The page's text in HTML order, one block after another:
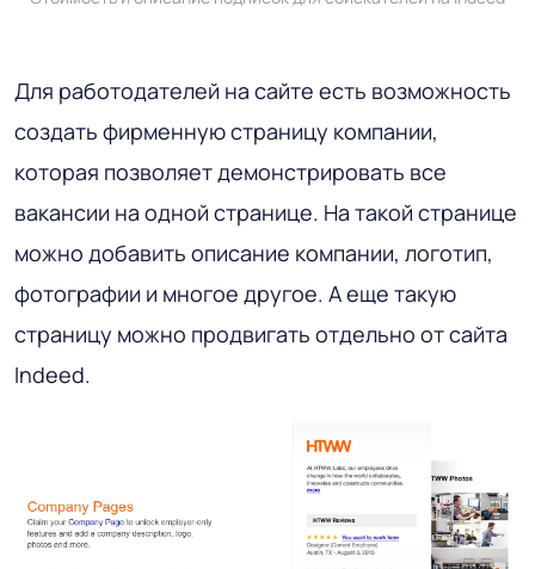
Для работодателей на сайте есть возможность
создать фирменную страницу компании,
которая позволяет демонстрировать все
вакансии на одной странице. На такой странице
можно добавить описание компании, логотип,
фотографии и многое другое. А еще такую
страницу можно продвигать отдельно от сайта
Indeed.